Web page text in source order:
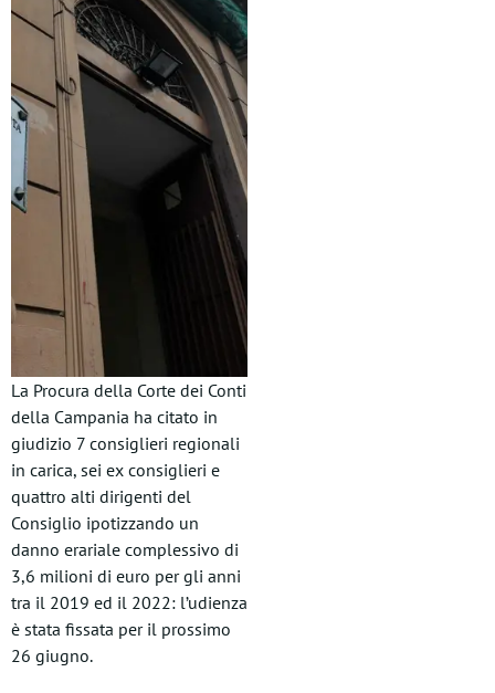
La Procura della Corte dei Conti
della Campania ha citato in
giudizio 7 consiglieri regionali
in carica, sei ex consiglieri e
quattro alti dirigenti del
Consiglio ipotizzando un
danno erariale complessivo di
3,6 milioni di euro per gli anni
tra il 2019 ed il 2022: l’udienza
è stata fissata per il prossimo
26 giugno.